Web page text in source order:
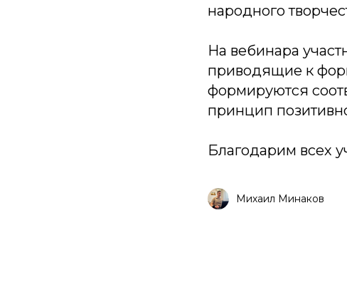
народного
На вебинара
приводящие к
формируются
принцип
Благодарим всех
Михаил Минаков